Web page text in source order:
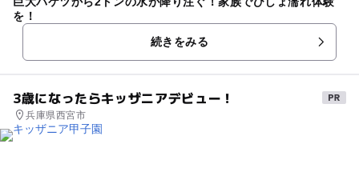
を！
続きをみる
3歳になったらキッザニアデビュー！
兵庫県西宮市